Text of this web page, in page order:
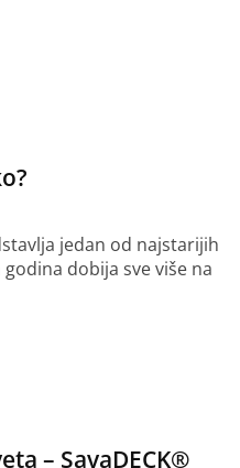
jedan od najstarijih
dobija sve više na
– SavaDECK®